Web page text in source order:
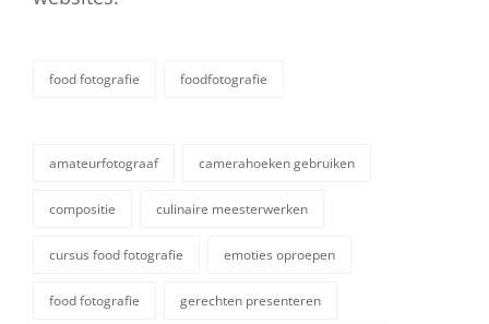
categorieën
food fotografie foodfotografie
amateurfotograaf camerahoeken gebruiken
compositie culinaire meesterwerken
cursus food fotografie emoties oproepen
food fotografie gerechten presenteren